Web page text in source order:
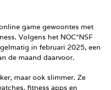
game gewoontes met
Volgens het NOC*NSF
in februari 2025, een
de maand daarvoor.
maar ook slimmer. Ze
fitness apps en